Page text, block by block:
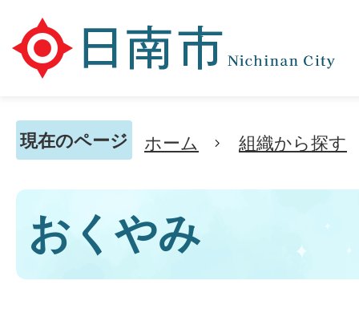
現在のページ ホーム 組織から探す
おくやみ